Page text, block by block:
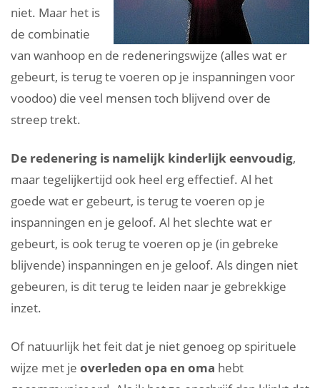
niet. Maar het is
de combinatie
van wanhoop en de redeneringswijze (alles wat er
gebeurt, is terug te voeren op je inspanningen voor
voodoo) die veel mensen toch blijvend over de
streep trekt.
De redenering is namelijk kinderlijk eenvoudig,
maar tegelijkertijd ook heel erg effectief. Al het
goede wat er gebeurt, is terug te voeren op je
inspanningen en je geloof. Al het slechte wat er
gebeurt, is ook terug te voeren op je (in gebreke
blijvende) inspanningen en je geloof. Als dingen niet
gebeuren, is dit terug te leiden naar je gebrekkige
inzet.
Of natuurlijk het feit dat je niet genoeg op spirituele
wijze met je overleden opa en oma hebt